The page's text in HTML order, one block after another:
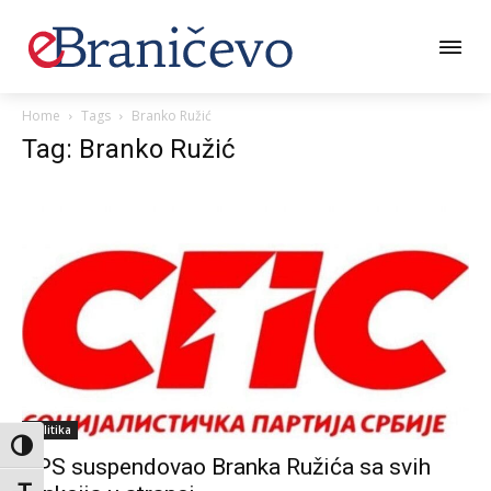
Toggle High Contrast
Home Tags Branko Ružić
Tag: Branko Ružić
Politika
SPS suspendovao Branka Ružića sa svih